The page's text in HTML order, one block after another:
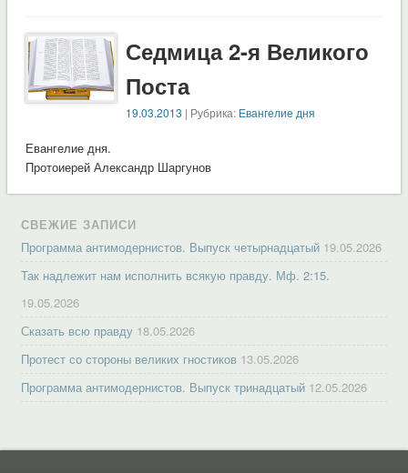
Седмица 2-я Великого
Поста
19.03.2013 | Рубрика: Евангелие дня
Евангелие дня.
Протоиерей Александр Шаргунов
СВЕЖИЕ ЗАПИСИ
Программа антимодернистов. Выпуск четырнадцатый 19.05.2026
Так надлежит нам исполнить всякую правду. Мф. 2:15.
19.05.2026
Сказать всю правду 18.05.2026
Протест со стороны великих гностиков 13.05.2026
Программа антимодернистов. Выпуск тринадцатый 12.05.2026